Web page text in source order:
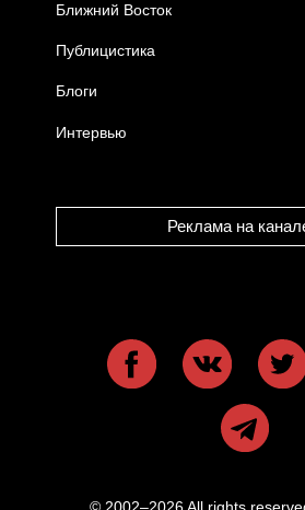
Ближний Восток
Публицистика
Блоги
Интервью
Реклама на